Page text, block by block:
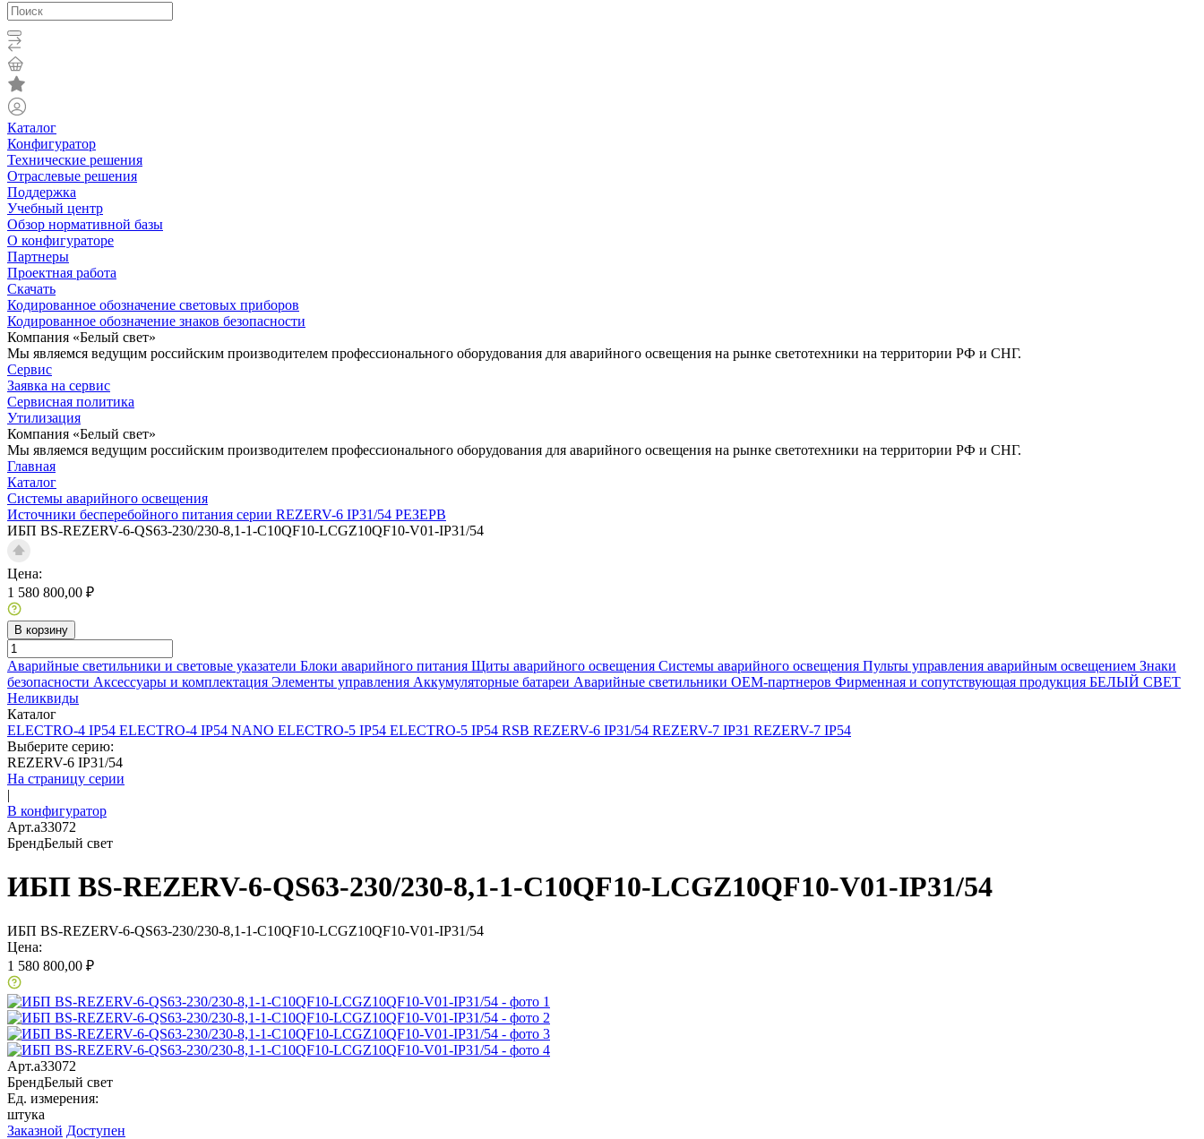
Каталог
Конфигуратор
Технические решения
Отраслевые решения
Поддержка
Учебный центр
Обзор нормативной базы
О конфигураторе
Партнеры
Проектная работа
Скачать
Кодированное обозначение световых приборов
Кодированное обозначение знаков безопасности
Компания «Белый свет»
Мы являемся ведущим российским производителем профессионального оборудования для аварийного освещения на рынке светотехники на территории РФ и СНГ.
Сервис
Заявка на сервис
Сервисная политика
Утилизация
Компания «Белый свет»
Мы являемся ведущим российским производителем профессионального оборудования для аварийного освещения на рынке светотехники на территории РФ и СНГ.
Главная
Каталог
Системы аварийного освещения
Источники бесперебойного питания серии REZERV-6 IP31/54 РЕЗЕРВ
ИБП BS-REZERV-6-QS63-230/230-8,1-1-С10QF10-LCGZ10QF10-V01-IP31/54
Цена:
1 580 800,00 ₽
В корзину
Аварийные светильники и световые указатели Блоки аварийного питания Щиты аварийного освещения Системы аварийного освещения Пульты управления аварийным освещением Знаки
безопасности Аксессуары и комплектация Элементы управления Аккумуляторные батареи Аварийные светильники ОЕМ-партнеров Фирменная и сопутствующая продукция БЕЛЫЙ СВЕТ
Неликвиды
Каталог
ELECTRO-4 IP54 ELECTRO-4 IP54 NANO ELECTRO-5 IP54 ELECTRO-5 IP54 RSB REZERV-6 IP31/54 REZERV-7 IP31 REZERV-7 IP54
Выберите серию:
REZERV-6 IP31/54
На страницу серии
|
В конфигуратор
Арт.a33072
БрендБелый свет
ИБП BS-REZERV-6-QS63-230/230-8,1-1-С10QF10-LCGZ10QF10-V01-IP31/54
ИБП BS-REZERV-6-QS63-230/230-8,1-1-С10QF10-LCGZ10QF10-V01-IP31/54
Цена:
1 580 800,00 ₽
Арт.a33072
БрендБелый свет
Ед. измерения:
штука
Заказной Доступен